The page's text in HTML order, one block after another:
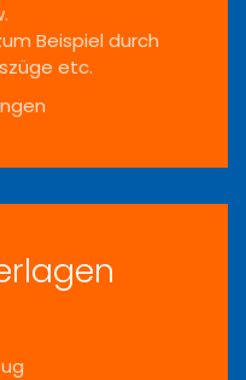
Beispiel durch
etc.